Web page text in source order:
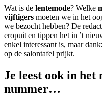
Wat is de lentemode? Welke
vijftigers moeten we in het
we bezocht hebben? De
eropuit en tippen het in ’t
enkel interessant is, maar
op de salontafel prijkt.
Je leest ook in
nummer…